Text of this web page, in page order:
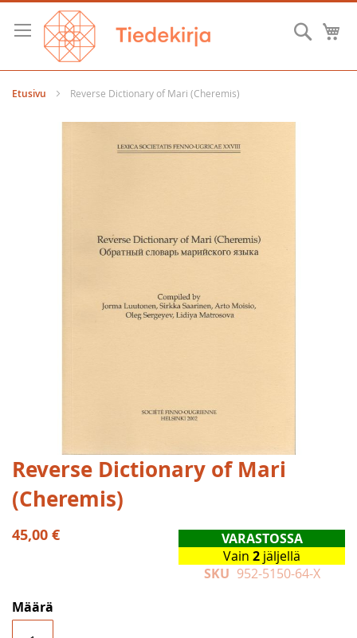
Skip
Content
Hae
Etusivu Reverse Dictionary of Mari (Cheremis)
Skip
to
the
beginning
of
Reverse Dictionary of Mari
(Cheremis)
45,00 €
VARASTOSSA
Vain 2 jäljellä
SKU 952-5150-64-X
Määrä